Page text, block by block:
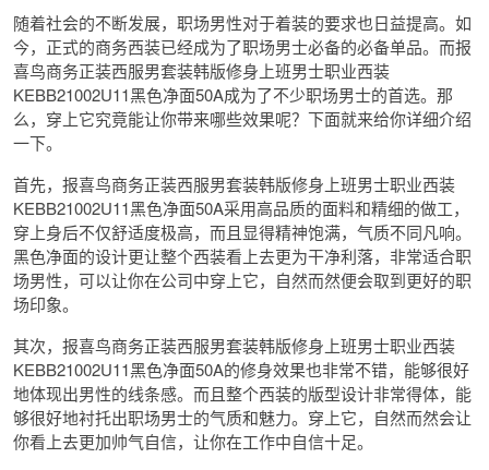
随着社会的不断发展，职场男性对于着装的要求也日益提高。如
今，正式的商务西装已经成为了职场男士必备的必备单品。而报
喜鸟商务正装西服男套装韩版修身上班男士职业西装
KEBB21002U11黑色净面50A成为了不少职场男士的首选。那
么，穿上它究竟能让你带来哪些效果呢？下面就来给你详细介绍
一下。
首先，报喜鸟商务正装西服男套装韩版修身上班男士职业西装
KEBB21002U11黑色净面50A采用高品质的面料和精细的做工，
穿上身后不仅舒适度极高，而且显得精神饱满，气质不同凡响。
黑色净面的设计更让整个西装看上去更为干净利落，非常适合职
场男性，可以让你在公司中穿上它，自然而然便会取到更好的职
场印象。
其次，报喜鸟商务正装西服男套装韩版修身上班男士职业西装
KEBB21002U11黑色净面50A的修身效果也非常不错，能够很好
地体现出男性的线条感。而且整个西装的版型设计非常得体，能
够很好地衬托出职场男士的气质和魅力。穿上它，自然而然会让
你看上去更加帅气自信，让你在工作中自信十足。